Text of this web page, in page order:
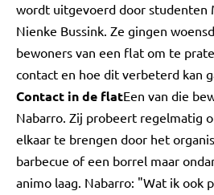
wordt uitgevoerd door studenten
Nienke Bussink. Ze gingen
bewoners van een flat om te
contact en hoe dit verbeterd kan
Contact in de flatEen van die
Nabarro. Zij probeert regelmatig
elkaar te brengen door het
barbecue of een borrel maar
animo laag. Nabarro: "Wat ik ook